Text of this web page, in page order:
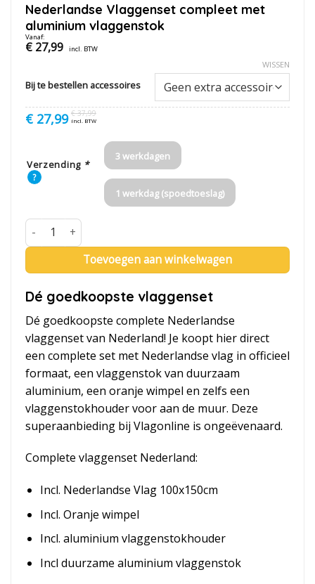
Nederlandse Vlaggenset compleet met
aluminium vlaggenstok
Vanaf:
€27,99 incl. BTW
Bij te bestellen accessoires
WISSEN
€37,99
Oorspronkelijke
prijs
€27,99Huidige
prijs
incl. BTW
Verzending *
?
3 werkdagen
1 werkdag (spoedtoeslag)
Nederlandse Vlaggenset compleet met aluminium
Toevoegen aan winkelwagen
Dé goedkoopste vlaggenset
Dé goedkoopste complete Nederlandse
vlaggenset van Nederland! Je koopt hier direct
een complete set met Nederlandse vlag in officieel
formaat, een vlaggenstok van duurzaam
aluminium, een oranje wimpel en zelfs een
vlaggenstokhouder voor aan de muur. Deze
superaanbieding bij Vlagonline is ongeëvenaard.
Complete vlaggenset Nederland:
Incl. Nederlandse Vlag 100x150cm
Incl. Oranje wimpel
Incl. aluminium vlaggenstokhouder
Incl duurzame aluminium vlaggenstok